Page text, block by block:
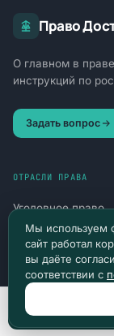
Право
О главном в
инструкций по
Задать вопрос
ОТРАСЛИ ПРАВА
Уголовное право
Гражданское
Финансы и
Мы используем
сайт работал
вы даёте
соответствии с